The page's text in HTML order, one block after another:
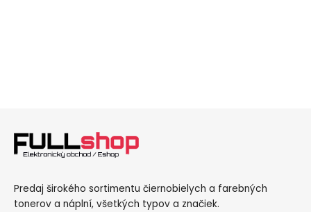
Predaj širokého sortimentu čiernobielych a farebných
tonerov a náplní, všetkých typov a značiek.